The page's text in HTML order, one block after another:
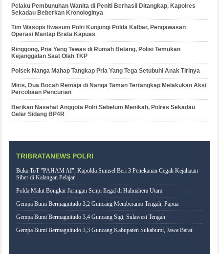
Pelaku Pembunuhan Wanita di Peniti Berhasil Ditangkap, Kapolres
Sekadau Beberkan Kronologinya
Tim Wasops Itwasum Polri Kunjungi Polda Kalbar, Pengawasan
Operasi Mantap Brata Kapuas
Ringgong, Pria Yang Tewas di Rumah Betang, Polisi Temukan
Kejanggalan Saat Olah TKP
Polsek Nanga Mahap Tangkap Pria Yang Tega Setubuhi Anak Tirinya
Miris, Dua Bocah Remaja di Nanga Taman Tertangkap Melakukan Aksi
Percobaan Pencurian
Berikan Nasehat Anggota Polri Sebelum Menikah, Polres Sekadau
Gelar Sidang BP4R
TRIBRATANEWS POLRI
Buka ToT "PAHAM AI", Kapolda Sumsel Beri 3 Penekanan Cegah Kejahatan
Siber di Kalangan Pelajar
Polda Malut Bongkar Jaringan Senpi Ilegal di Halmahera Utara
Gempa Bumi Bermagnitudo 3,2 Guncang Memberamo Tengah, Papua
Gempa Bumi Bermagnitudo 3,4 Guncang Sigi, Sulawesi Tengah
Gempa Bumi Bermagnitudo 3,3 Guncang Kabupaten Sukabumi, Jawa Barat